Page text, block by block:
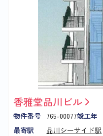
香雅堂品川ビル
物件番号 765-00077竣工年
最寄駅
品川シーサイド駅